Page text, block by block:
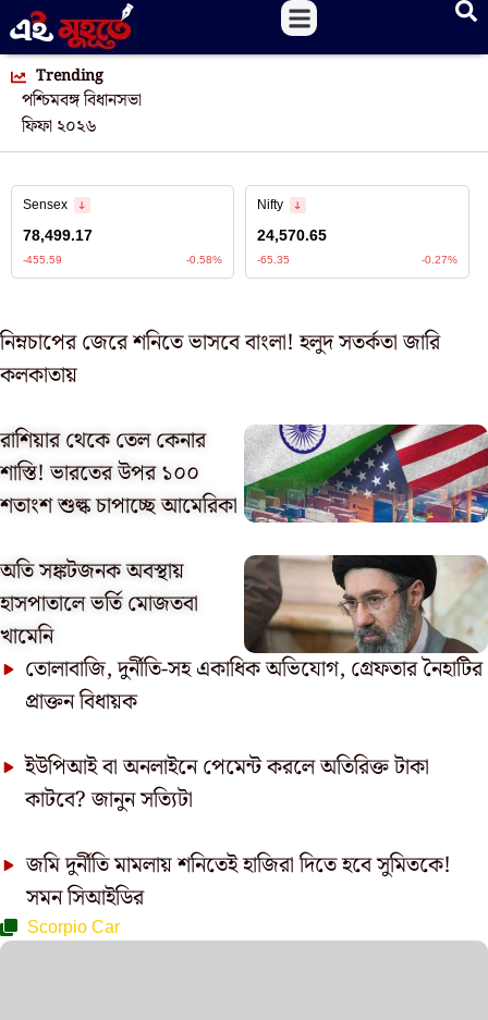
Trending
পশ্চিমবঙ্গ বিধানসভা
ফিফা ২০২৬
নিম্নচাপের জেরে শনিতে ভাসবে বাংলা! হলুদ সতর্কতা জারি
কলকাতায়
রাশিয়ার থেকে তেল কেনার
শাস্তি! ভারতের উপর ১০০
শতাংশ শুল্ক চাপাচ্ছে আমেরিকা
অতি সঙ্কটজনক অবস্থায়
হাসপাতালে ভর্তি মোজতবা
খামেনি
তোলাবাজি, দুর্নীতি-সহ একাধিক অভিযোগ, গ্রেফতার নৈহাটির
প্রাক্তন বিধায়ক
ইউপিআই বা অনলাইনে পেমেন্ট করলে অতিরিক্ত টাকা
কাটবে? জানুন সত্যিটা
জমি দুর্নীতি মামলায় শনিতেই হাজিরা দিতে হবে সুমিতকে!
সমন সিআইডির
Scorpio Car